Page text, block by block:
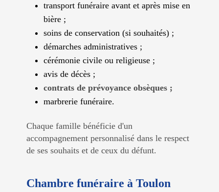
transport funéraire avant et après mise en
bière ;
soins de conservation (si souhaités) ;
démarches administratives ;
cérémonie civile ou religieuse ;
avis de décès ;
contrats de prévoyance obsèques ;
marbrerie funéraire.
Chaque famille bénéficie d'un
accompagnement personnalisé dans le respect
de ses souhaits et de ceux du défunt.
Chambre funéraire à Toulon